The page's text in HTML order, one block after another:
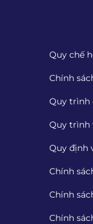
Quy chế
Chính
Quy trình
Quy trình
Quy định
Chính
Chính
Chính